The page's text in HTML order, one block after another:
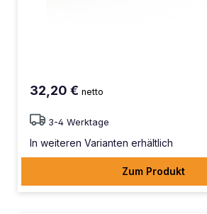
32,20 € netto
3-4 Werktage
In weiteren Varianten erhältlich
Zum Produkt